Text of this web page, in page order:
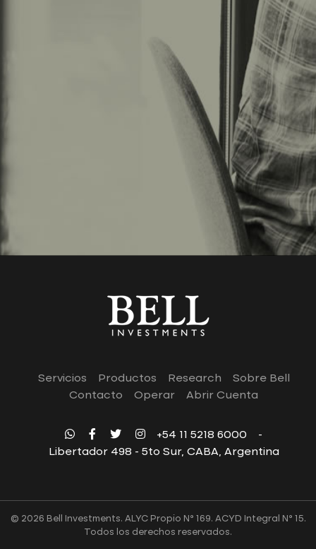
Servicios Productos Research
Sobre Bell
Contacto
Operar Abrir Cuenta
+54 11 5218 6000
-
Libertador 498 - 5to Sur, CABA, Argentina
© 2026 Bell Investments. ALYC Propio N° 169. ACYD Integral N° 15.
Todos los derechos reservados.